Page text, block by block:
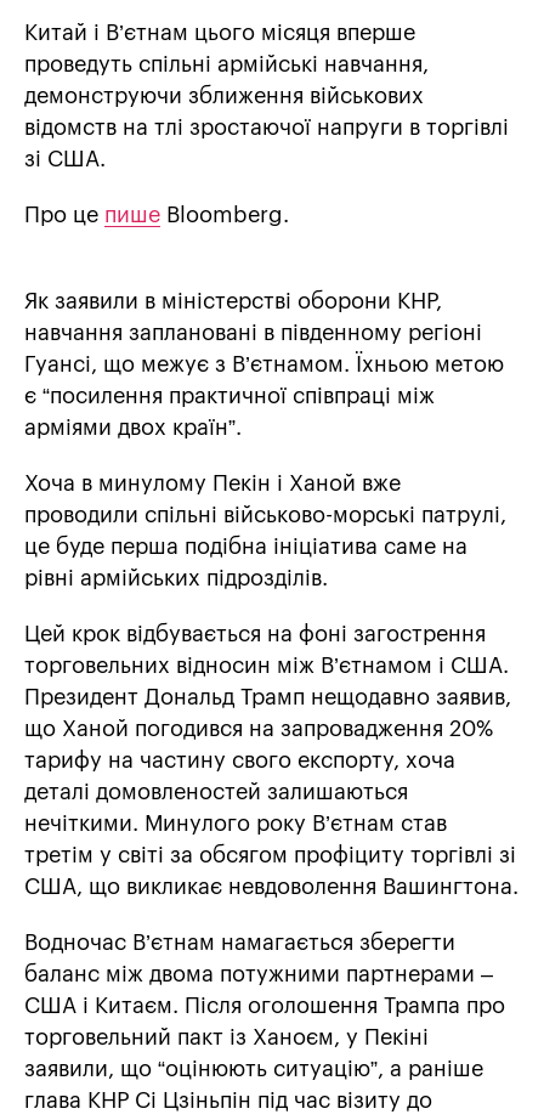
Китай і В’єтнам цього місяця вперше
проведуть спільні армійські навчання,
демонструючи зближення військових
відомств на тлі зростаючої напруги в торгівлі
зі США.
Про це пише Bloomberg.
Як заявили в міністерстві оборони КНР,
навчання заплановані в південному регіоні
Гуансі, що межує з В’єтнамом. Їхньою метою
є “посилення практичної співпраці між
арміями двох країн”.
Хоча в минулому Пекін і Ханой вже
проводили спільні військово-морські патрулі,
це буде перша подібна ініціатива саме на
рівні армійських підрозділів.
Цей крок відбувається на фоні загострення
торговельних відносин між В’єтнамом і США.
Президент Дональд Трамп нещодавно заявив,
що Ханой погодився на запровадження 20%
тарифу на частину свого експорту, хоча
деталі домовленостей залишаються
нечіткими. Минулого року В’єтнам став
третім у світі за обсягом профіциту торгівлі зі
США, що викликає невдоволення Вашингтона.
Водночас В’єтнам намагається зберегти
баланс між двома потужними партнерами –
США і Китаєм. Після оголошення Трампа про
торговельний пакт із Ханоєм, у Пекіні
заявили, що “оцінюють ситуацію”, а раніше
глава КНР Сі Цзіньпін під час візиту до